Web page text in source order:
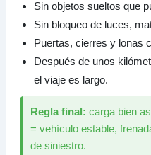
Sin objetos sueltos que
Sin bloqueo de luces,
Puertas, cierres y lonas
Después de unos
el viaje es largo.
Regla final: carga bien
= vehículo estable,
de siniestro.